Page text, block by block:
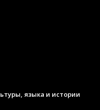
языка и истории